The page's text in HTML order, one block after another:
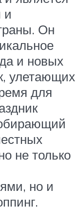
и
Он
и новых
улетающих
для
не только
но и